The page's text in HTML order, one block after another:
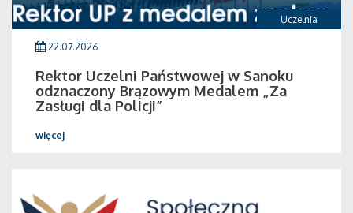
Uczelnia
22.07.2026
Rektor Uczelni Państwowej w Sanoku
odznaczony Brązowym Medalem „Za
Zasługi dla Policji”
więcej